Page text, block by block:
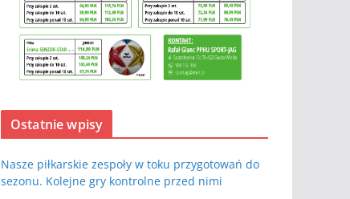
Ostatnie wpisy
Nasze piłkarskie zespoły w toku przygotowań do
sezonu. Kolejne gry kontrolne przed nimi